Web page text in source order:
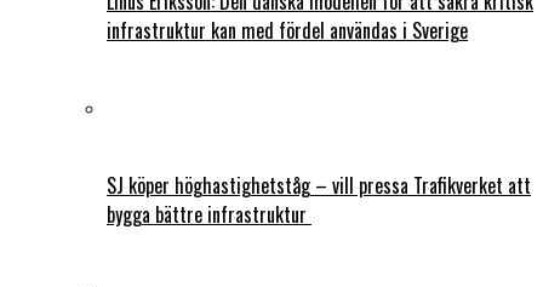
infrastruktur kan med fördel användas i Sverige
SJ köper höghastighetståg – vill pressa Trafikverket att
bygga bättre infrastruktur